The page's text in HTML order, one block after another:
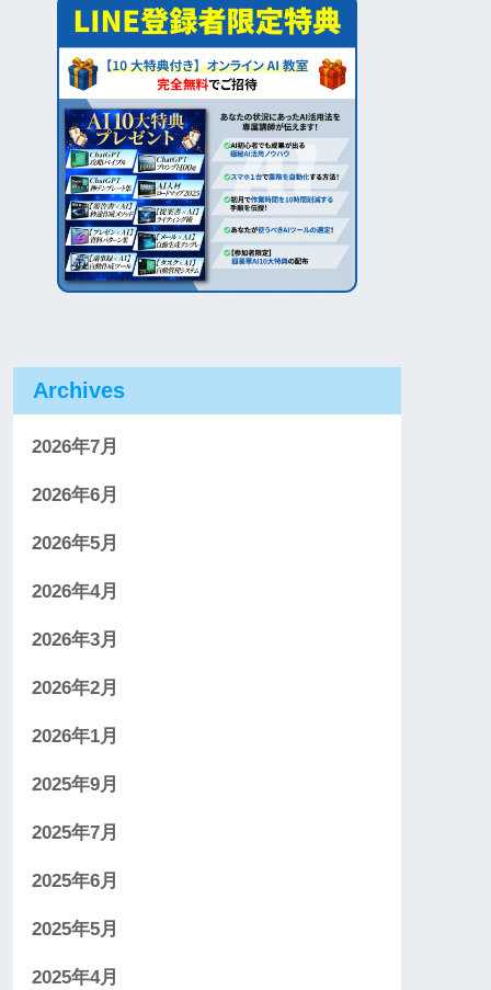
Archives
2026年7月
2026年6月
2026年5月
2026年4月
2026年3月
2026年2月
2026年1月
2025年9月
2025年7月
2025年6月
2025年5月
2025年4月